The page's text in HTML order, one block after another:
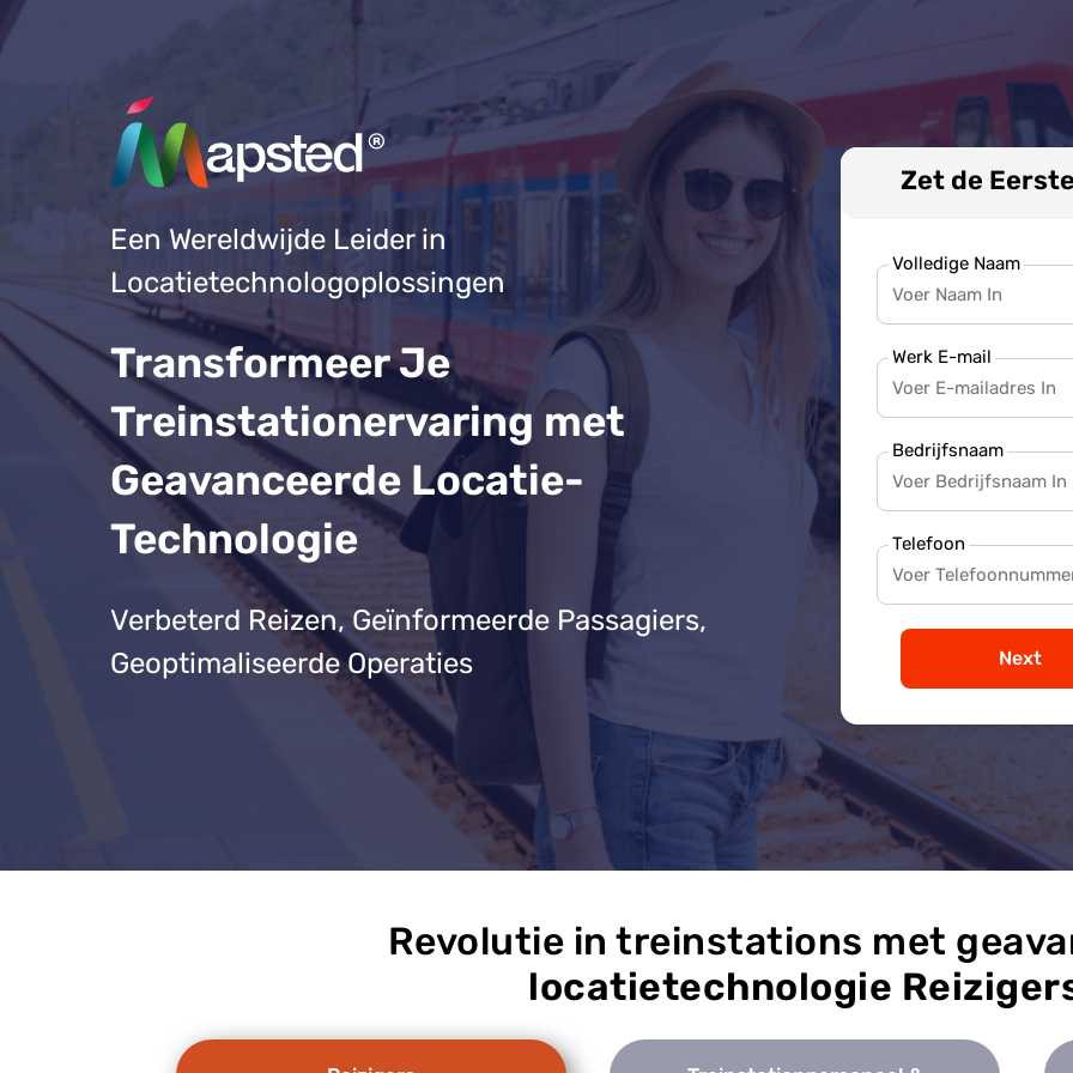
Een Wereldwijde Leider in
Locatietechnologoplossingen
Transformeer Je
Treinstationervaring met
Geavanceerde Locatie-
Technologie
Verbeterd Reizen, Geïnformeerde Passagiers,
Geoptimaliseerde Operaties
Zet de
Volledige Naam
Werk E-mail
Bedrijfsnaam
Telefoon
Next
Revolutie in treinstations met
locatietechnologie